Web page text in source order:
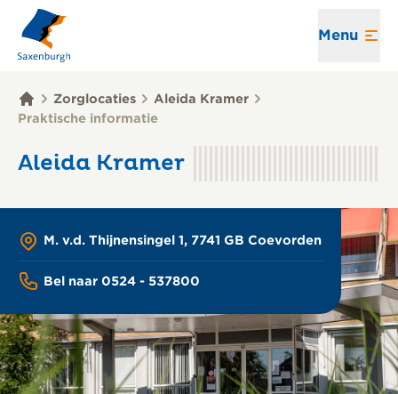
Menu
Zorglocaties
Aleida Kramer
Praktische informatie
Aleida Kramer
M. v.d. Thijnensingel 1, 7741 GB Coevorden
Bel naar 0524 - 537800